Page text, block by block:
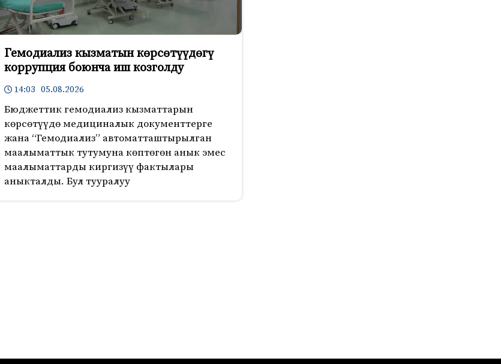
Гемодиализ кызматын көрсөтүүдөгү
коррупция боюнча иш козголду
14:03 05.08.2026
Бюджеттик гемодиализ кызматтарын
көрсөтүүдө медициналык документтерге
жана “Гемодиализ” автоматташтырылган
маалыматтык тутумуна көптөгөн анык эмес
маалыматтарды киргизүү фактылары
аныкталды. Бул тууралуу